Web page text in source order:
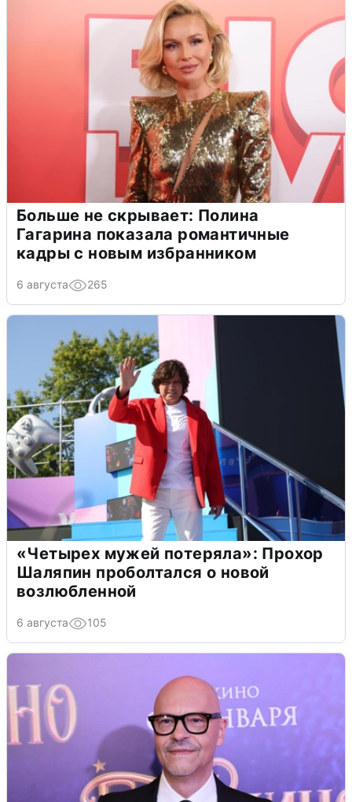
Больше не скрывает: Полина
Гагарина показала романтичные
кадры с новым избранником
6 августа 265
«Четырех мужей потеряла»: Прохор
Шаляпин проболтался о новой
возлюбленной
6 августа 105